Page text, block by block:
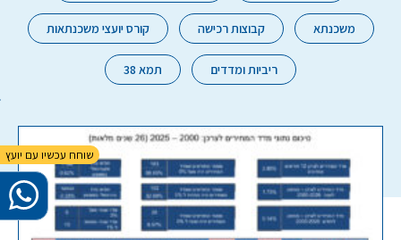
משכנתא קבוצות רכישה קורס יועצי משכנתאות
ריביות ומדדים תמא 38